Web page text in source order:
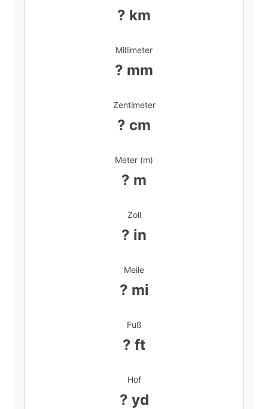
? km
Millimeter
? mm
Zentimeter
? cm
Meter (m)
? m
Zoll
? in
Meile
? mi
Fuß
? ft
Hof
? yd